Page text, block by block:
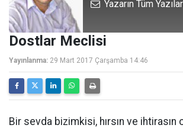
Yazarın Tüm
Dostlar Meclisi
Yayınlanma: 29 Mart 2017 Çarşamba 14:46
Bir sevda bizimkisi, hırsın ve ihtirasın